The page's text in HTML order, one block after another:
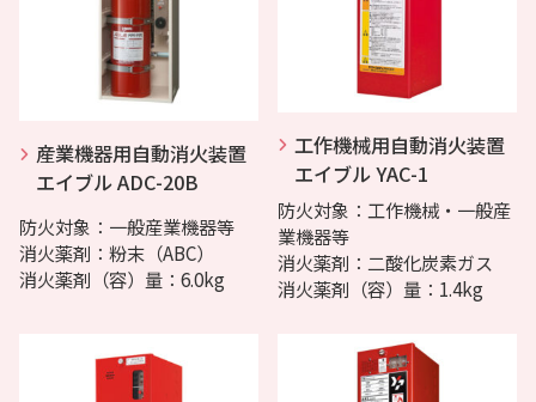
産業機器用自動消火装置
エイブル ADC-20B
防火対象：一般産業機器等
消火薬剤：粉末（ABC）
消火薬剤（容）量：6.0kg
工作機械用自動消火装置
エイブル YAC-1
防火対象：工作機械・一般産
業機器等
消火薬剤：二酸化炭素ガス
消火薬剤（容）量：1.4kg